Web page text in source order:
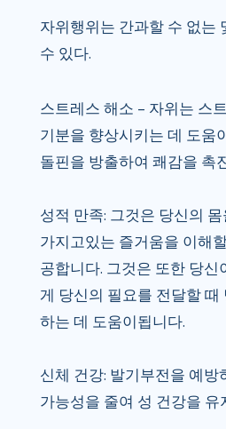
자위행위는 간과할 수 없는
수 있다.
스트레스 해소 – 자위는 스
기분을 향상시키는 데 도움
돌핀을 방출하여 쾌감을 촉
성적 만족: 그것은 당신의
가지고있는 즐거움을 이해
공합니다. 그것은 또한 당신
게 당신의 필요를 전달할 때
하는 데 도움이됩니다.
신체 건강: 발기부전을 예방
가능성을 줄여 성 건강을 유